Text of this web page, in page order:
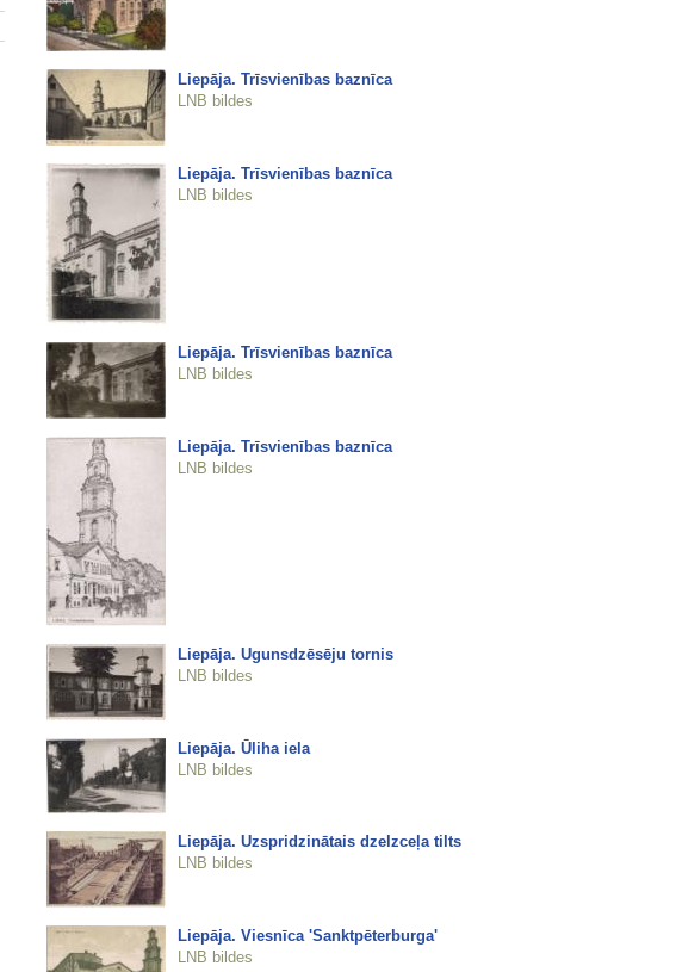
Liepāja. Trīsvienības baznīca
LNB bildes
Liepāja. Trīsvienības baznīca
LNB bildes
Liepāja. Trīsvienības baznīca
LNB bildes
Liepāja. Trīsvienības baznīca
LNB bildes
Liepāja. Ugunsdzēsēju tornis
LNB bildes
Liepāja. Ūliha iela
LNB bildes
Liepāja. Uzspridzinātais dzelzceļa tilts
LNB bildes
Liepāja. Viesnīca 'Sanktpēterburga'
LNB bildes